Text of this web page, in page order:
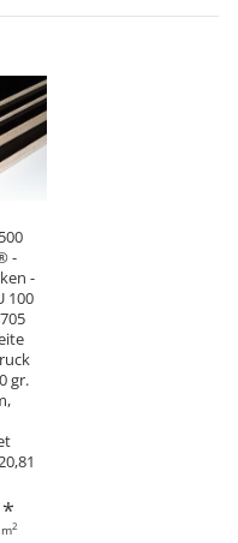
-
-
100
gr.
*
2